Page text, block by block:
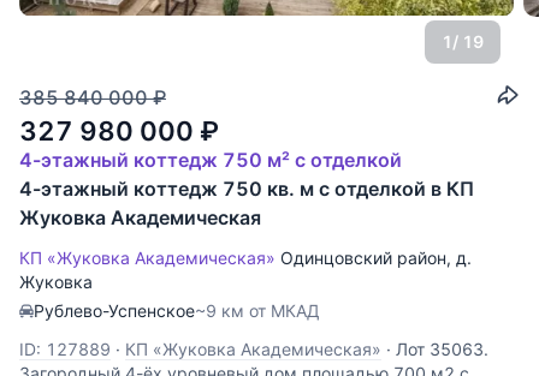
1/ 19
385 840 000 ₽
327 980 000 ₽
4-этажный коттедж 750 м² с отделкой
4-этажный коттедж 750 кв. м с отделкой в КП
Жуковка Академическая
КП «Жуковка Академическая» Одинцовский район, д.
Жуковка
Рублево-Успенское~9 км от МКАД
ID: 127889 · КП «Жуковка Академическая» · Лот 35063.